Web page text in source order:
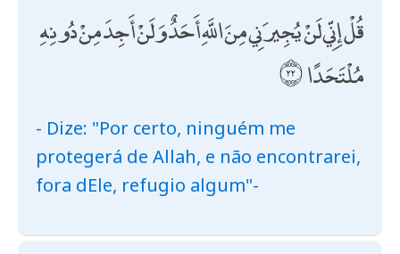
قُلْ إِنِّي لَنْ يُجِيرَنِي مِنَ اللَّهِ أَحَدٌ وَلَنْ أَجِدَ مِنْ دُونِهِ
مُلْتَحَدًا
- Dize: "Por certo, ninguém me
protegerá de Allah, e não encontrarei,
fora dEle, refugio algum"-